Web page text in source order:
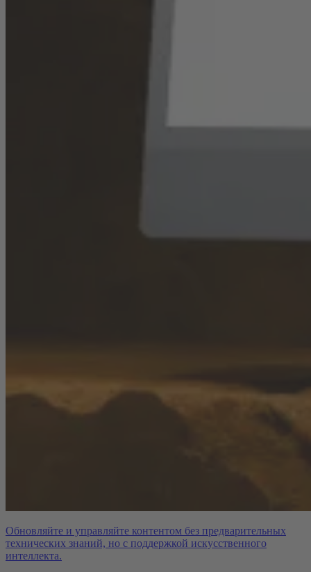
Обновляйте и управляйте контентом без предварительных
технических знаний, но с поддержкой искусственного
интеллекта.